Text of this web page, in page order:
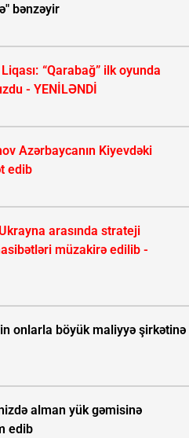
bənzəyir
“Qarabağ” ilk oyunda
- YENİLƏNDİ
Azərbaycanın Kiyevdəki
edib
arasında strateji
müzakirə edilib -
onlarla böyük maliyyə şirkətinə
alman yük gəmisinə
edib